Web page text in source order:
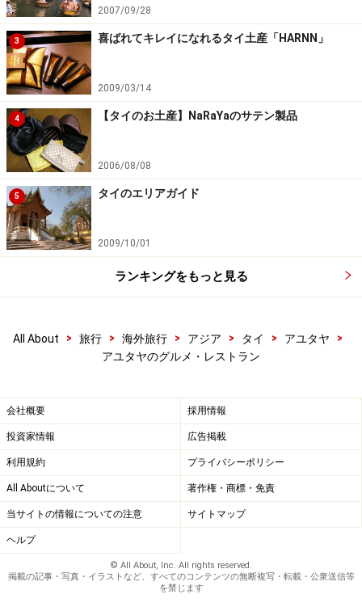
ホームページ」を確認するなど、安全確保に十分注意を払ってく
ださい。
2007/09/28
3 喜ばれてキレイになれるタイ土産「HARNN」
2009/03/14
4 【タイのお土産】NaRaYaのサテン製品
2006/08/08
5 タイのエリアガイド
2009/10/01
ランキングをもっと見る
All About > 旅行 > 海外旅行 > アジア > タイ > アユタヤ
>
アユタヤのグルメ・レストラン
会社概要 採用情報
投資家情報 広告掲載
利用規約 プライバシーポリシー
All Aboutについて 著作権・商標・免責
当サイトの情報についての注意 サイトマップ
ヘルプ
© All About, Inc. All rights reserved.
掲載の記事・写真・イラストなど、すべてのコンテンツの無断複写・転載・公衆送信等
を禁じます